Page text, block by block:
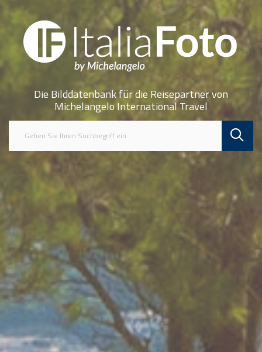
Die Bilddatenbank für die Reisepartner von
Michelangelo International Travel